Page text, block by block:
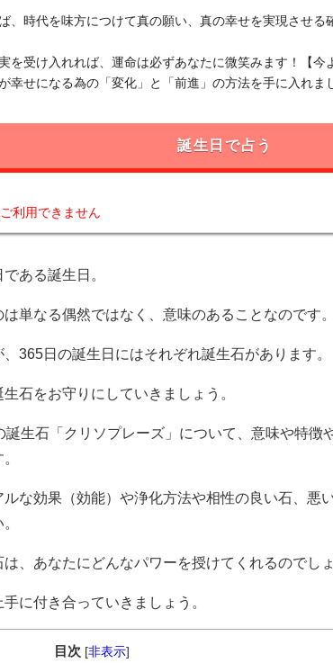
、時代を味方につけて真の願い、真の幸せを実現させる
を受け入れれば、運命は必ずあなたに微笑みます！【今
幸せになる為の「変化」と「前進」の方法を手に入れま
誕生日で占う
利用できません
ある誕生日。
単なる偶然ではなく、意味のあることなのです。
365日の誕生日にはそれぞれ誕生石があります。
石をお守りにしていきましょう。
誕生石「クリソプレーズ」について、意味や特徴
な効果（効能）や浄化方法や相性の良い石、悪
、あなたにどんなパワーを授けてくれるのでしょ
に付き合っていきましょう。
目次 [非表示]